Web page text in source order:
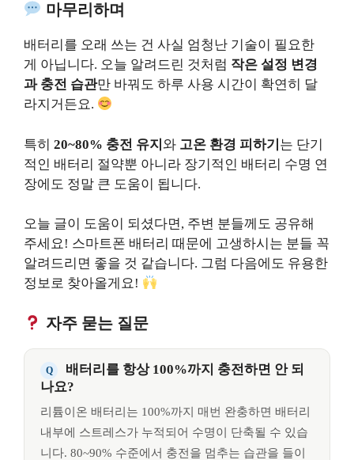
마무리하며
배터리를 오래 쓰는 건 사실 엄청난 기술이 필요한
게 아닙니다. 오늘 알려드린 것처럼 작은 설정 변경
과 충전 습관만 바꿔도 하루 사용 시간이 확연히 달
라지거든요.
특히 20~80% 충전 유지 와 고온 환경 피하기 는 단기
적인 배터리 절약뿐 아니라 장기적인 배터리 수명 연
장에도 정말 큰 도움이 됩니다.
오늘 글이 도움이 되셨다면, 주변 분들께도 공유해
주세요! 스마트폰 배터리 때문에 고생하시는 분들 꼭
알려드리면 좋을 것 같습니다. 그럼 다음에도 유용한
정보로 찾아올게요!
자주 묻는 질문
배터리를 항상 100%까지 충전하면 안 되
나요?
리튬이온 배터리는 100%까지 매번 완충하면 배터리
내부에 스트레스가 누적되어 수명이 단축될 수 있습
니다. 80~90% 수준에서 충전을 멈추는 습관을 들이